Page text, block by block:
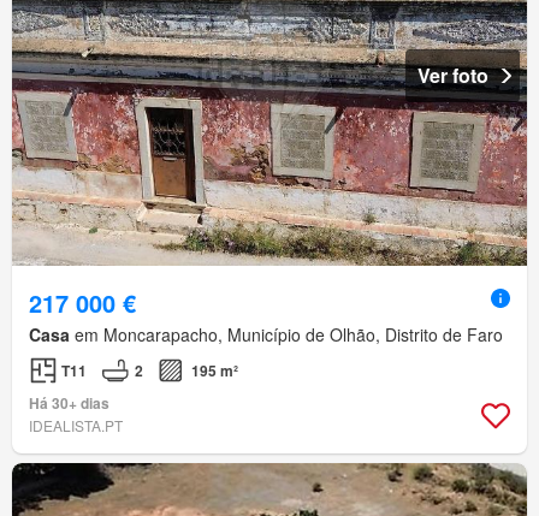
Ver foto
217 000 €
Casa em Moncarapacho, Município de Olhão, Distrito de Faro
T11 2
195 m²
Há 30+ dias
IDEALISTA.PT